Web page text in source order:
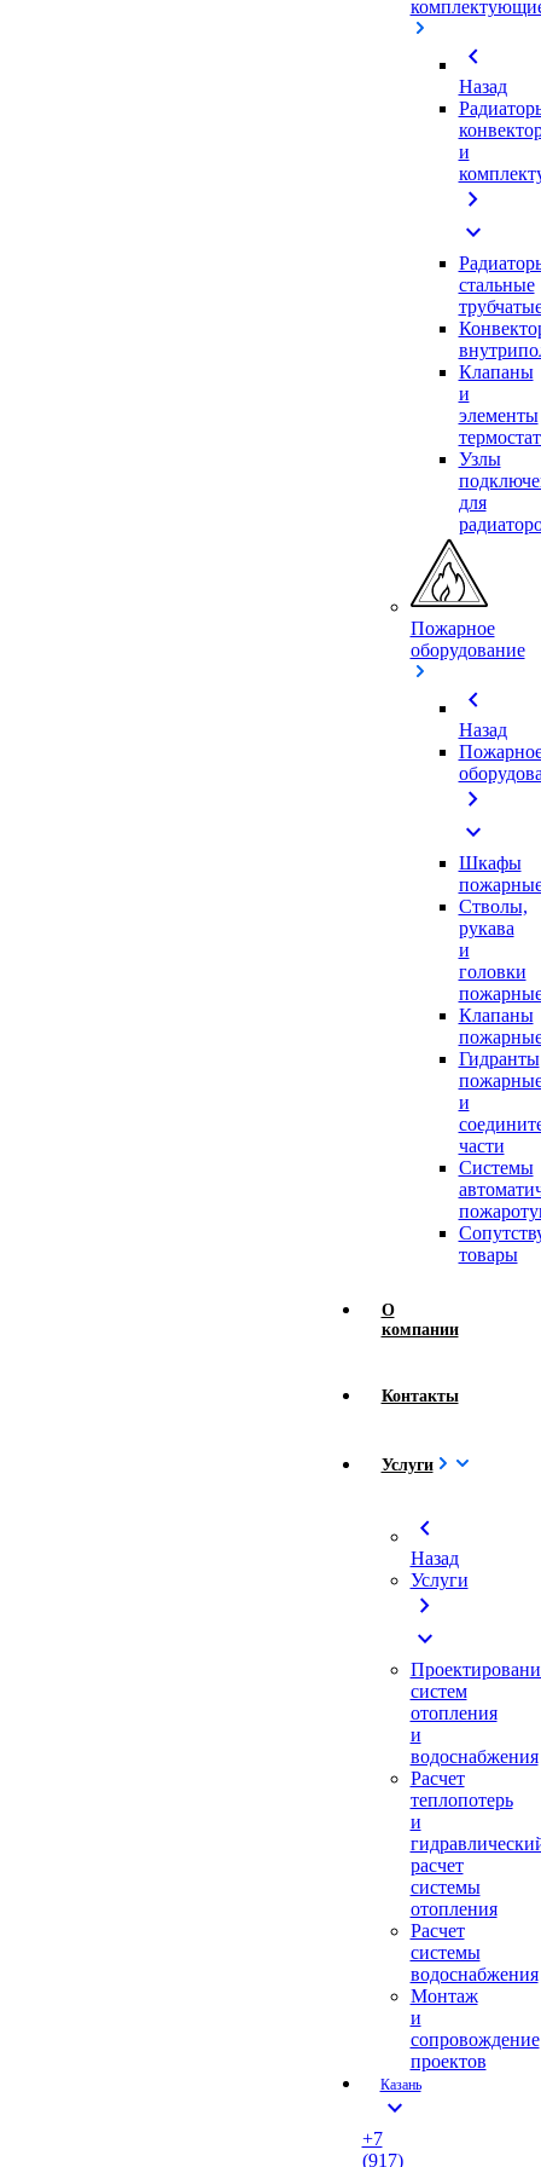
chevron_left
Назад
и
chevron_right
expand_more
стальные
Клапаны
и
элементы
Узлы
для
Пожарное
оборудование
chevron_left
Назад
chevron_right
expand_more
Шкафы
Стволы,
рукава
и
головки
Клапаны
Гидранты
и
части
Системы
товары
О
компании
Контакты
Услуги
chevron_left
Назад
Услуги
chevron_right
expand_more
систем
отопления
и
водоснабжения
Расчет
теплопотерь
и
расчет
системы
отопления
Расчет
системы
водоснабжения
Монтаж
и
сопровождение
проектов
Казань
expand_more
+7
(917)